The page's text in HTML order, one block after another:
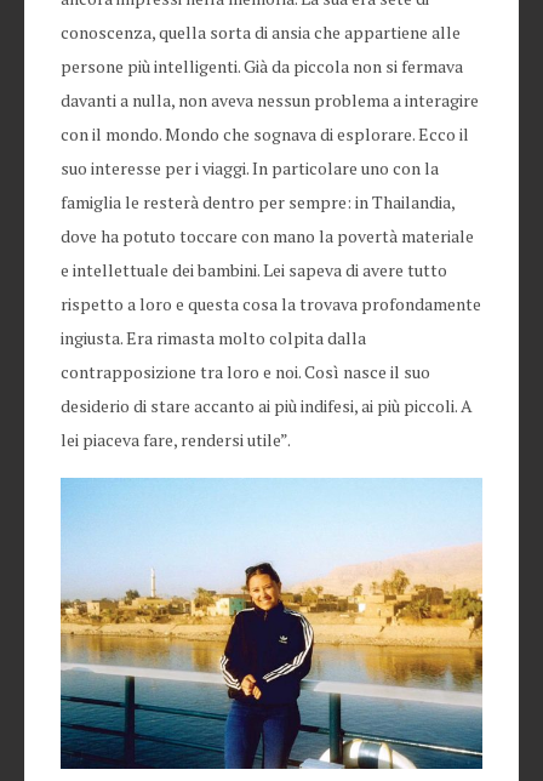
conoscenza, quella sorta di ansia che appartiene alle
persone più intelligenti. Già da piccola non si fermava
davanti a nulla, non aveva nessun problema a interagire
con il mondo. Mondo che sognava di esplorare. Ecco il
suo interesse per i viaggi. In particolare uno con la
famiglia le resterà dentro per sempre: in Thailandia,
dove ha potuto toccare con mano la povertà materiale
e intellettuale dei bambini. Lei sapeva di avere tutto
rispetto a loro e questa cosa la trovava profondamente
ingiusta. Era rimasta molto colpita dalla
contrapposizione tra loro e noi. Così nasce il suo
desiderio di stare accanto ai più indifesi, ai più piccoli. A
lei piaceva fare, rendersi utile”.